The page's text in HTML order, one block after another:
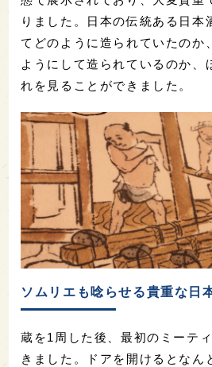
りました。日本の伝統ある日本
てどのように造られていたのか
ようにして造られているのか、
れを見ることができました。
ソムリエも唸らせる貴重な日
蔵を1周した後、最初のミーテ
きました。ドアを開けるとなん